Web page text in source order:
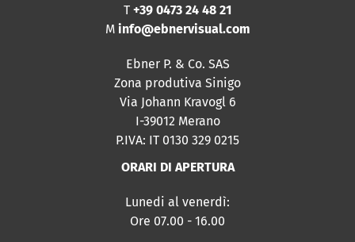
T +39 0473 24 48 21
M info@ebnervisual.com
Ebner P. & Co. SAS
Zona produtiva Sinigo
Via Johann Kravogl 6
I-39012 Merano
P.IVA: IT 0130 329 0215
ORARI DI APERTURA
Lunedi al venerdì:
Ore 07.00 - 16.00